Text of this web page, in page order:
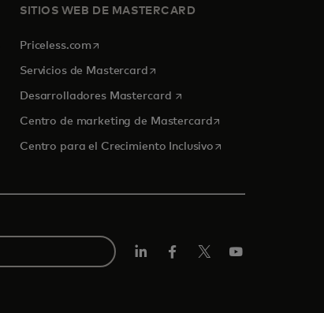
SITIOS WEB DE MASTERCARD
Priceless.com se abre en una pestaña nueva
Servicios de Mastercardse abre en una pestaña nueva
Desarrolladores Mastercard se abre en una pestaña
Centro de marketing de Mastercardse abre en una
Centro para el Crecimiento Inclusivose abre en una